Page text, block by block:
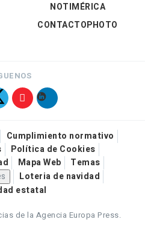
NOTIMÉRICA
CONTACTOPHOTO
Cumplimiento normativo
Política de Cookies
Mapa Web
Temas
Loteria de navidad
estatal
de la Agencia Europa Press.